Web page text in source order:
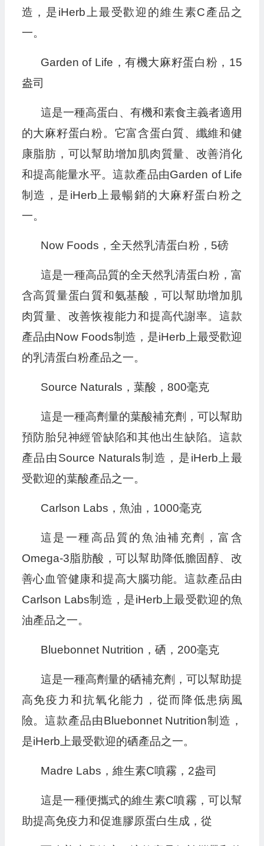
造，是iHerb上最受歡迎的維生素C產品之
一。
Garden of Life，有機大麻籽蛋白粉，15
盎司
這是一種高蛋白、有機和素食主義者適用
的大麻籽蛋白粉。它富含蛋白質、纖維和健
康脂肪，可以幫助增加肌肉質量、改善消化
和提高能量水平。這款產品由Garden of Life
制造，是iHerb上最暢銷的大麻籽蛋白粉之
一。
Now Foods，全天然乳清蛋白粉，5磅
這是一種高品質的全天然乳清蛋白粉，富
含高質量蛋白質和氨基酸，可以幫助增加肌
肉質量、改善恢複能力和提高代謝率。這款
產品由Now Foods制造，是iHerb上最受歡迎
的乳清蛋白粉產品之一。
Source Naturals，葉酸，800毫克
這是一種高劑量的葉酸補充劑，可以幫助
預防胎兒神經管缺陷和其他出生缺陷。這款
產品由Source Naturals制造，是iHerb上最
受歡迎的葉酸產品之一。
Carlson Labs，魚油，1000毫克
這是一種高品質的魚油補充劑，富含
Omega-3脂肪酸，可以幫助降低膽固醇、改
善心血管健康和提高大腦功能。這款產品由
Carlson Labs制造，是iHerb上最受歡迎的魚
油產品之一。
Bluebonnet Nutrition，硒，200毫克
這是一種高劑量的硒補充劑，可以幫助提
高免疫力和抗氧化能力，從而降低患病風
險。這款產品由Bluebonnet Nutrition制造，
是iHerb上最受歡迎的硒產品之一。
Madre Labs，維生素C噴霧，2盎司
這是一種便攜式的維生素C噴霧，可以幫
助提高免疫力和促進膠原蛋白生成，從